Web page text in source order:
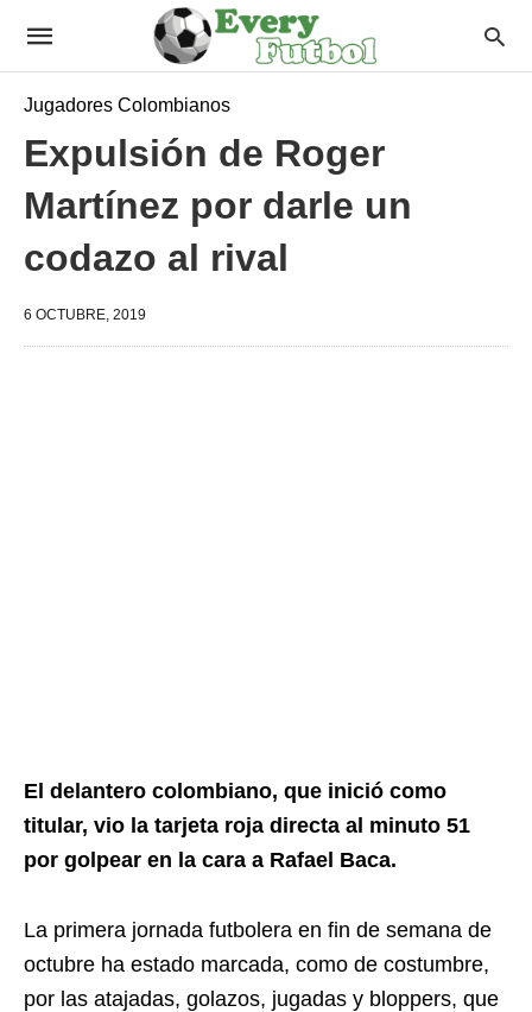
Jugadores Colombianos
Expulsión de Roger
Martínez por darle un
codazo al rival
6 OCTUBRE, 2019
El delantero colombiano, que inició como
titular, vio la tarjeta roja directa al minuto 51
por golpear en la cara a Rafael Baca.
La primera jornada futbolera en fin de semana de
octubre ha estado marcada, como de costumbre,
por las atajadas, golazos, jugadas y bloppers, que